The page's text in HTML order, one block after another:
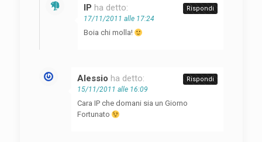
IP ha detto:
17/11/2011 alle 17:24
Boia chi molla!
Rispondi
Alessio ha detto:
15/11/2011 alle 16:09
Cara IP che domani sia un Giorno
Fortunato
Rispondi